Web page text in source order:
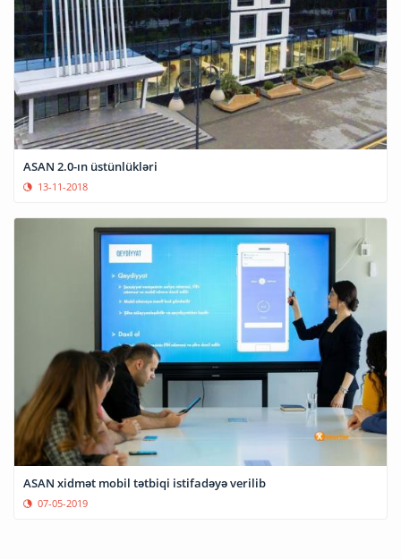
ASAN 2.0-ın üstünlükləri
13-11-2018
ASAN xidmət mobil tətbiqi istifadəyə verilib
07-05-2019